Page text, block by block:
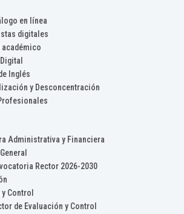
en línea
digitales
académico
Inglés
y Desconcentración
Administrativa y Financiera
Rector 2026-2030
Control
de Evaluación y Control